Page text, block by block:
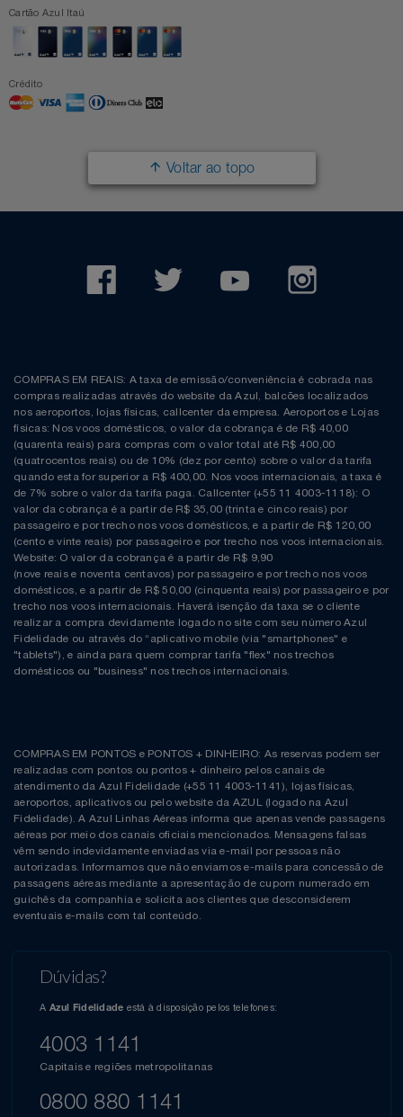
Cartão Azul Itaú
Crédito
Voltar ao topo
COMPRAS EM REAIS: A taxa de emissão/conveniência é cobrada nas
compras realizadas através do website da Azul, balcões localizados
nos aeroportos, lojas físicas, callcenter da empresa. Aeroportos e Lojas
físicas: Nos voos domésticos, o valor da cobrança é de R$ 40,00
(quarenta reais) para compras com o valor total até R$ 400,00
(quatrocentos reais) ou de 10% (dez por cento) sobre o valor da tarifa
quando esta for superior a R$ 400,00. Nos voos internacionais, a taxa é
de 7% sobre o valor da tarifa paga. Callcenter (+55 11 4003-1118): O
valor da cobrança é a partir de R$ 35,00 (trinta e cinco reais) por
passageiro e por trecho nos voos domésticos, e a partir de R$ 120,00
(cento e vinte reais) por passageiro e por trecho nos voos internacionais.
Website: O valor da cobrança é a partir de R$ 9,90
(nove reais e noventa centavos) por passageiro e por trecho nos voos
domésticos, e a partir de R$ 50,00 (cinquenta reais) por passageiro e por
trecho nos voos internacionais. Haverá isenção da taxa se o cliente
realizar a compra devidamente logado no site com seu número Azul
Fidelidade ou através do “aplicativo mobile (via "smartphones" e
"tablets"), e ainda para quem comprar tarifa "flex" nos trechos
domésticos ou "business" nos trechos internacionais.
COMPRAS EM PONTOS e PONTOS + DINHEIRO: As reservas podem ser
realizadas com pontos ou pontos + dinheiro pelos canais de
atendimento da Azul Fidelidade (+55 11 4003-1141), lojas físicas,
aeroportos, aplicativos ou pelo website da AZUL (logado na Azul
Fidelidade). A Azul Linhas Aéreas informa que apenas vende passagens
aéreas por meio dos canais oficiais mencionados. Mensagens falsas
vêm sendo indevidamente enviadas via e-mail por pessoas não
autorizadas. Informamos que não enviamos e-mails para concessão de
passagens aéreas mediante a apresentação de cupom numerado em
guichês da companhia e solicita aos clientes que desconsiderem
eventuais e-mails com tal conteúdo.
Dúvidas?
A Azul Fidelidade está à disposição pelos telefones:
4003 1141
Capitais e regiões metropolitanas
0800 880 1141